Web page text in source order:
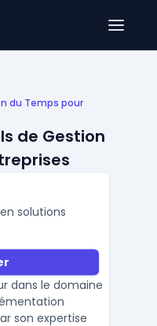
du Temps pour
de Gestion
solutions
dans le domaine
son expertise